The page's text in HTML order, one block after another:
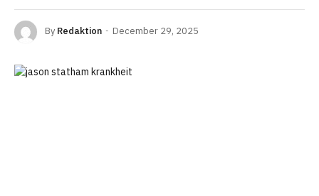
By Redaktion December 29, 2025